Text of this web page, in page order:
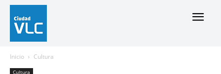
Inicio Cultura
Cultura